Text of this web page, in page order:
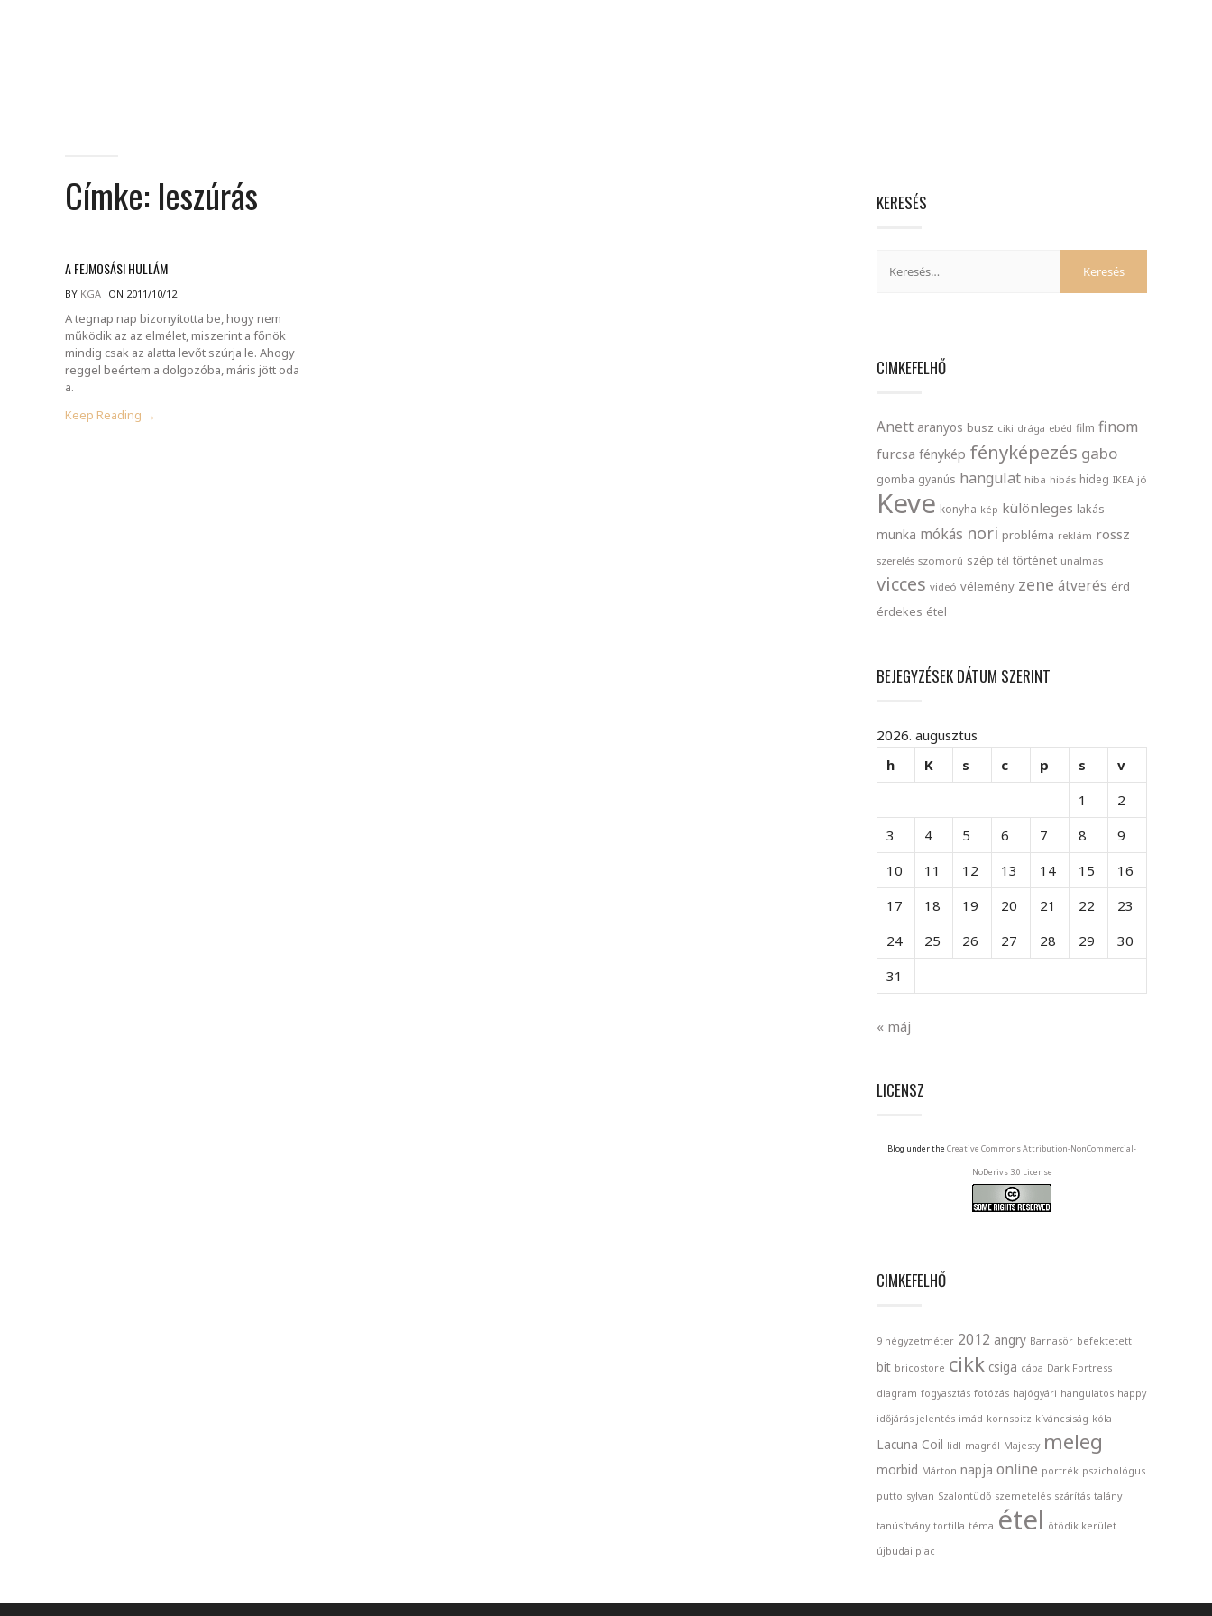
Címke: leszúrás
A FEJMOSÁSI HULLÁM
BY KGA ON 2011/10/12
A tegnap nap bizonyította be, hogy nem
működik az az elmélet, miszerint a főnök
mindig csak az alatta levőt szúrja le. Ahogy
reggel beértem a dolgozóba, máris jött oda
a.
Keep Reading →
KERESÉS
CIMKEFELHŐ
Anett aranyos busz ciki drága ebéd film finom
furcsa fénykép fényképezés gabo
gomba gyanús hangulat hiba hibás hideg IKEA jó
Keve konyha kép különleges lakás
munka mókás nori probléma reklám rossz
szerelés szomorú szép tél történet unalmas
vicces videó vélemény zene átverés érd
érdekes étel
BEJEGYZÉSEK DÁTUM SZERINT
2026. augusztus
h
K s c p s
v
1
2
3
4 5 6 7 8
9
10
11 12 13 14 15
16
17
18 19 20 21 22
23
24
25 26 27 28 29
30
31
« máj
LICENSZ
Blog under the Creative Commons Attribution-NonCommercial-
NoDerivs 3.0 License
CIMKEFELHŐ
9 négyzetméter 2012 angry Barnasör befektetett
bit bricostore cikk csiga cápa Dark Fortress
diagram fogyasztás fotózás hajógyári hangulatos happy
időjárás jelentés imád kornspitz kíváncsiság kóla
Lacuna Coil lidl magról Majesty meleg
morbid Márton napja online portrék pszichológus
putto sylvan Szalontüdő szemetelés szárítás talány
tanúsítvány tortilla téma étel ötödik kerület
újbudai piac